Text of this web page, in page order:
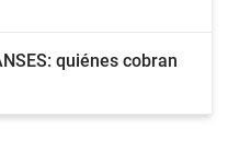
quiénes cobran